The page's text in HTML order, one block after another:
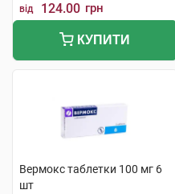
від 124.00 грн
КУПИТИ
Вермокс таблетки 100 мг 6
шт